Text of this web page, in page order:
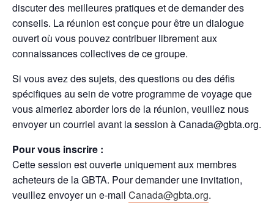
discuter des meilleures pratiques et de demander des
conseils. La réunion est conçue pour être un dialogue
ouvert où vous pouvez contribuer librement aux
connaissances collectives de ce groupe.
Si vous avez des sujets, des questions ou des défis
spécifiques au sein de votre programme de voyage que
vous aimeriez aborder lors de la réunion, veuillez nous
envoyer un courriel avant la session à Canada@gbta.org.
Pour vous inscrire :
Cette session est ouverte uniquement aux membres
acheteurs de la GBTA. Pour demander une invitation,
veuillez envoyer un e-mail Canada@gbta.org.